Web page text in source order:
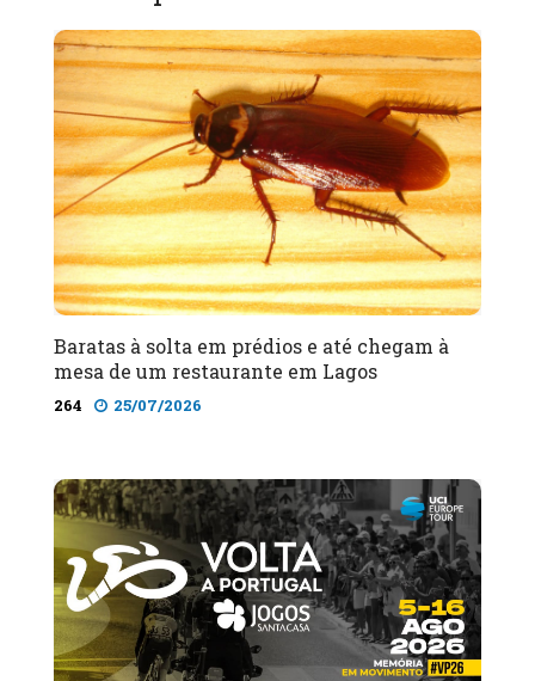
Baratas à solta em prédios e até chegam à
mesa de um restaurante em Lagos
264 25/07/2026